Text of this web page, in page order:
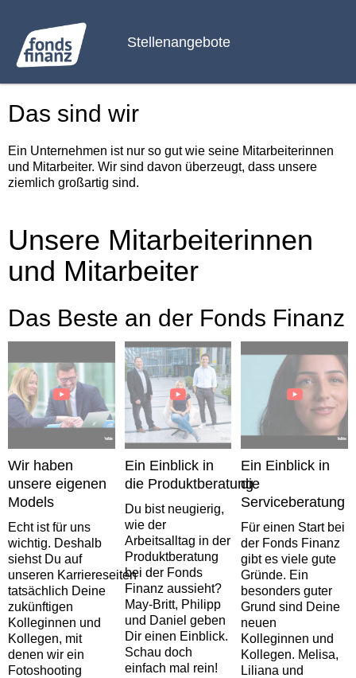
Stellenangebote
Das sind wir
Ein Unternehmen ist nur so gut wie seine Mitarbeiterinnen
und Mitarbeiter. Wir sind davon überzeugt, dass unsere
ziemlich großartig sind.
Unsere Mitarbeiterinnen
und Mitarbeiter
Das Beste an der Fonds Finanz
Wir haben
unsere eigenen
Models
Echt ist für uns
wichtig. Deshalb
siehst Du auf
unseren Karriereseiten
tatsächlich Deine
zukünftigen
Kolleginnen und
Kollegen, mit
denen wir ein
Fotoshooting
Ein Einblick in
die Produktberatung
Du bist neugierig,
wie der
Arbeitsalltag in der
Produktberatung
bei der Fonds
Finanz aussieht?
May-Britt, Philipp
und Daniel geben
Dir einen Einblick.
Schau doch
einfach mal rein!
Ein Einblick in
die
Serviceberatung
Für einen Start bei
der Fonds Finanz
gibt es viele gute
Gründe. Ein
besonders guter
Grund sind Deine
neuen
Kolleginnen und
Kollegen. Melisa,
Liliana und